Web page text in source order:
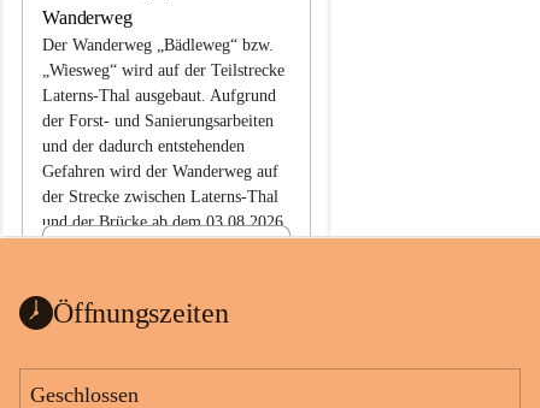
Wanderweg
Der Wanderweg „Bädleweg“ bzw.
„Wiesweg“ wird auf der Teilstrecke
Laterns-Thal ausgebaut. Aufgrund
der Forst- und Sanierungsarbeiten
und der dadurch entstehenden
Gefahren wird der Wanderweg auf
der Strecke zwischen Laterns-Thal
und der Brücke ab dem 03.08.2026
ht
1 Seite•0,1 MB
Öffnungszeiten
Geschlossen